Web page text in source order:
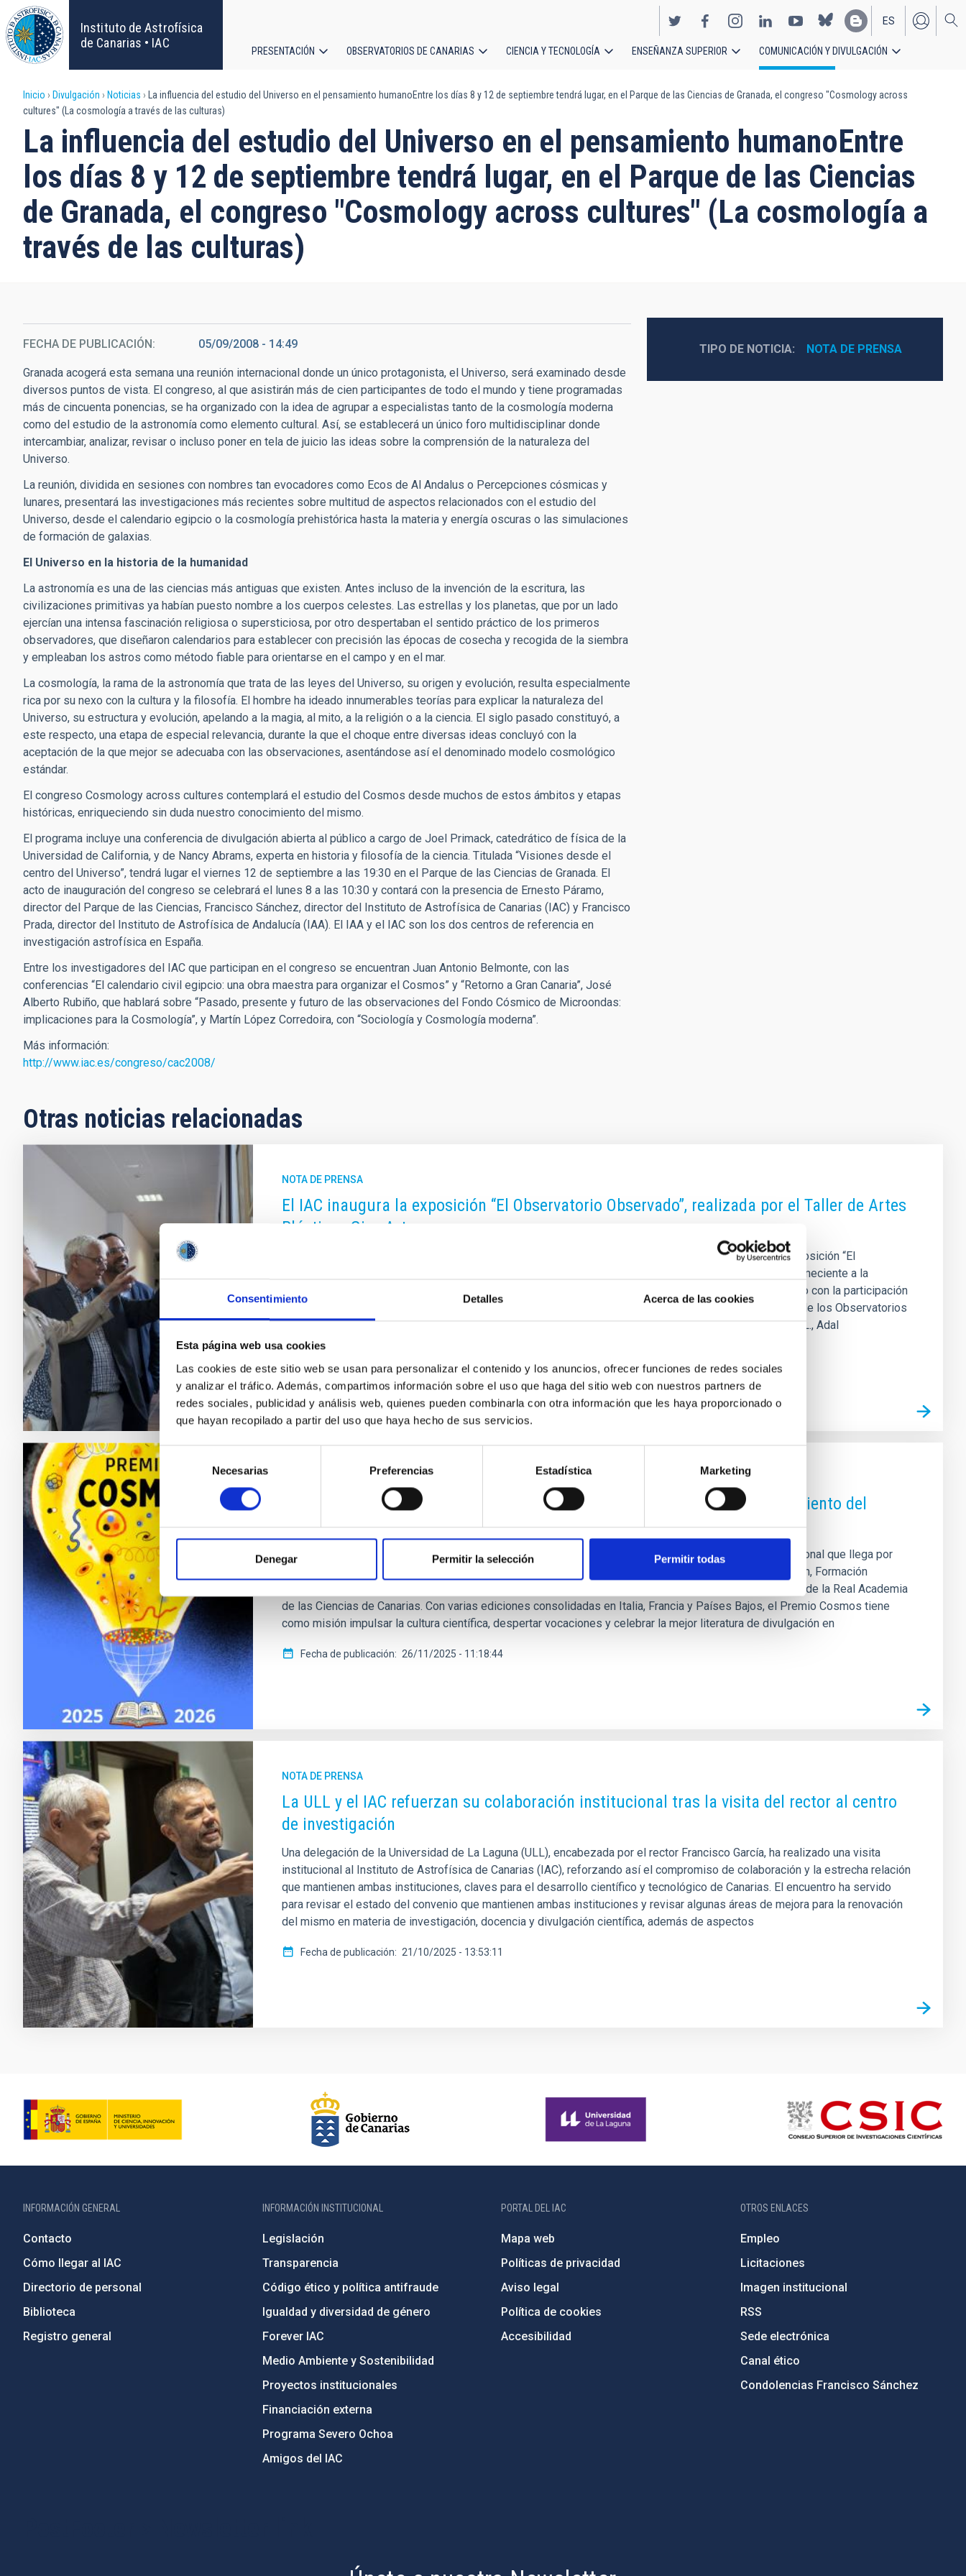
Consentimiento Detalles Acerca de las cookies
Esta página web usa cookies
Las cookies de este sitio web se usan para personalizar el contenido y los anuncios, ofrecer funciones de redes sociales
y analizar el tráfico. Además, compartimos información sobre el uso que haga del sitio web con nuestros partners de
redes sociales, publicidad y análisis web, quienes pueden combinarla con otra información que les haya proporcionado o
que hayan recopilado a partir del uso que haya hecho de sus servicios.
Selección
de
consentimiento
Necesarias Preferencias Estadística Marketing
Denegar Permitir la selección Permitir todas
Pasar
al
contenido
principal
Instituto de Astrofísica
de Canarias • IAC
EN
ES
principal
PRESENTACIÓN OBSERVATORIOS DE CANARIAS CIENCIA Y TECNOLOGÍA ENSEÑANZA SUPERIOR COMUNICACIÓN Y DIVULGACIÓN
Sobrescribir
enlaces
de
ayuda
a
la
Inicio Divulgación Noticias
La influencia del estudio del Universo en el pensamiento humanoEntre los días 8 y 12 de septiembre tendrá lugar, en el Parque de las Ciencias de Granada, el congreso "Cosmology across
cultures" (La cosmología a través de las culturas)
La influencia del estudio del Universo en el pensamiento humanoEntre
los días 8 y 12 de septiembre tendrá lugar, en el Parque de las Ciencias
de Granada, el congreso "Cosmology across cultures" (La cosmología a
través de las culturas)
FECHA DE PUBLICACIÓN 05/09/2008 - 14:49
Granada acogerá esta semana una reunión internacional donde un único protagonista, el Universo, será examinado desde
diversos puntos de vista. El congreso, al que asistirán más de cien participantes de todo el mundo y tiene programadas
más de cincuenta ponencias, se ha organizado con la idea de agrupar a especialistas tanto de la cosmología moderna
como del estudio de la astronomía como elemento cultural. Así, se establecerá un único foro multidisciplinar donde
intercambiar, analizar, revisar o incluso poner en tela de juicio las ideas sobre la comprensión de la naturaleza del
Universo.
La reunión, dividida en sesiones con nombres tan evocadores como Ecos de Al Andalus o Percepciones cósmicas y
lunares, presentará las investigaciones más recientes sobre multitud de aspectos relacionados con el estudio del
Universo, desde el calendario egipcio o la cosmología prehistórica hasta la materia y energía oscuras o las simulaciones
de formación de galaxias.
El Universo en la historia de la humanidad
La astronomía es una de las ciencias más antiguas que existen. Antes incluso de la invención de la escritura, las
civilizaciones primitivas ya habían puesto nombre a los cuerpos celestes. Las estrellas y los planetas, que por un lado
ejercían una intensa fascinación religiosa o supersticiosa, por otro despertaban el sentido práctico de los primeros
observadores, que diseñaron calendarios para establecer con precisión las épocas de cosecha y recogida de la siembra
y empleaban los astros como método fiable para orientarse en el campo y en el mar.
La cosmología, la rama de la astronomía que trata de las leyes del Universo, su origen y evolución, resulta especialmente
rica por su nexo con la cultura y la filosofía. El hombre ha ideado innumerables teorías para explicar la naturaleza del
Universo, su estructura y evolución, apelando a la magia, al mito, a la religión o a la ciencia. El siglo pasado constituyó, a
este respecto, una etapa de especial relevancia, durante la que el choque entre diversas ideas concluyó con la
aceptación de la que mejor se adecuaba con las observaciones, asentándose así el denominado modelo cosmológico
estándar.
El congreso Cosmology across cultures contemplará el estudio del Cosmos desde muchos de estos ámbitos y etapas
históricas, enriqueciendo sin duda nuestro conocimiento del mismo.
El programa incluye una conferencia de divulgación abierta al público a cargo de Joel Primack, catedrático de física de la
Universidad de California, y de Nancy Abrams, experta en historia y filosofía de la ciencia. Titulada “Visiones desde el
centro del Universo”, tendrá lugar el viernes 12 de septiembre a las 19:30 en el Parque de las Ciencias de Granada. El
acto de inauguración del congreso se celebrará el lunes 8 a las 10:30 y contará con la presencia de Ernesto Páramo,
director del Parque de las Ciencias, Francisco Sánchez, director del Instituto de Astrofísica de Canarias (IAC) y Francisco
Prada, director del Instituto de Astrofísica de Andalucía (IAA). El IAA y el IAC son los dos centros de referencia en
investigación astrofísica en España.
Entre los investigadores del IAC que participan en el congreso se encuentran Juan Antonio Belmonte, con las
conferencias “El calendario civil egipcio: una obra maestra para organizar el Cosmos” y “Retorno a Gran Canaria”, José
Alberto Rubiño, que hablará sobre “Pasado, presente y futuro de las observaciones del Fondo Cósmico de Microondas:
implicaciones para la Cosmología”, y Martín López Corredoira, con “Sociología y Cosmología moderna”.
Más información:
http://www.iac.es/congreso/cac2008/
TIPO DE NOTICIA NOTA DE PRENSA
Otras noticias relacionadas
NOTA DE PRENSA
El IAC inaugura la exposición “El Observatorio Observado”, realizada por el Taller de Artes
Plásticas Giro-Arte
El Instituto de Astrofísica de Canarias (IAC) ha inaugurado esta mañana, en su sede en La Laguna, la exposición “El
Observatorio Observado”, una muestra artística realizada por el Taller de Artes Plásticas Giro-Arte, perteneciente a la
Sociedad Insular para la Promoción de las Personas con Discapacidad (Sinpromi S.L.). El acto ha contado con la participación
del director del IAC, Valentín Martínez Pillet ; la responsable del equipo de caracterización atmosférica de los Observatorios
de Canarias y promotora de esta iniciativa, Casiana Muñoz-Tuñón ; el consejero delegado de Sinpromi S.L., Adal
El IAC impulsa la cultura científica entre la juventud canaria con el lanzamiento del
Premio Cosmos
El Instituto de Astrofísica de Canarias (IAC) organiza el Premio Cosmos, un proyecto educativo internacional que llega por
primera vez a España desde Canarias, con la colaboración del Área STEAM de la Consejería de Educación, Formación
Profesional, Actividad Física y Deportes y el patrocinio de la Fundación CajaCanarias, así como el apoyo de la Real Academia
de las Ciencias de Canarias. Con varias ediciones consolidadas en Italia, Francia y Países Bajos, el Premio Cosmos tiene
como misión impulsar la cultura científica, despertar vocaciones y celebrar la mejor literatura de divulgación en
Fecha de publicación 26/11/2025 - 11:18:44
NOTA DE PRENSA
La ULL y el IAC refuerzan su colaboración institucional tras la visita del rector al centro
de investigación
Una delegación de la Universidad de La Laguna (ULL), encabezada por el rector Francisco García, ha realizado una visita
institucional al Instituto de Astrofísica de Canarias (IAC), reforzando así el compromiso de colaboración y la estrecha relación
que mantienen ambas instituciones, claves para el desarrollo científico y tecnológico de Canarias. El encuentro ha servido
para revisar el estado del convenio que mantienen ambas instituciones y revisar algunas áreas de mejora para la renovación
del mismo en materia de investigación, docencia y divulgación científica, además de aspectos
Fecha de publicación 21/10/2025 - 13:53:11
INFORMACIÓN GENERAL
Contacto
Cómo llegar al IAC
Directorio de personal
Biblioteca
Registro general
INFORMACIÓN INSTITUCIONAL
Legislación
Transparencia
Código ético y política antifraude
Igualdad y diversidad de género
Forever IAC
Medio Ambiente y Sostenibilidad
Proyectos institucionales
Financiación externa
Programa Severo Ochoa
Amigos del IAC
PORTAL DEL IAC
Mapa web
Políticas de privacidad
Aviso legal
Política de cookies
Accesibilidad
OTROS ENLACES
Empleo
Licitaciones
Imagen institucional
RSS
Sede electrónica
Canal ético
Condolencias Francisco Sánchez